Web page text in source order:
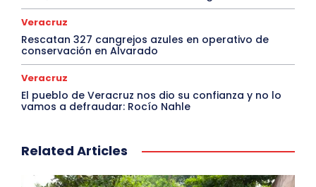
Veracruz
Rescatan 327 cangrejos azules en operativo de
conservación en Alvarado
Veracruz
El pueblo de Veracruz nos dio su confianza y no lo
vamos a defraudar: Rocío Nahle
Related Articles